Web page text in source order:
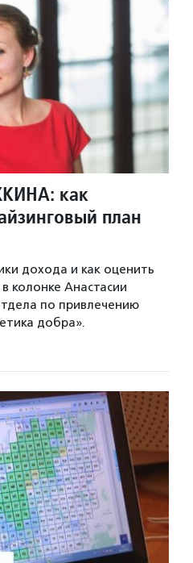
как
план
дохода и как оценить
колонке Анастасии
по привлечению
добра».